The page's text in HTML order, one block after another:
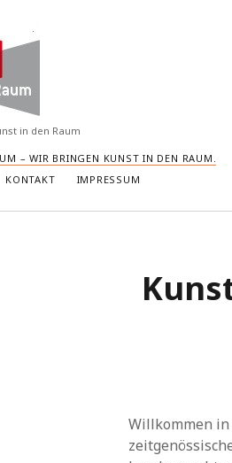
in den Raum
– WIR BRINGEN KUNST IN DEN RAUM.
KONTAKT IMPRESSUM
Willkommen in